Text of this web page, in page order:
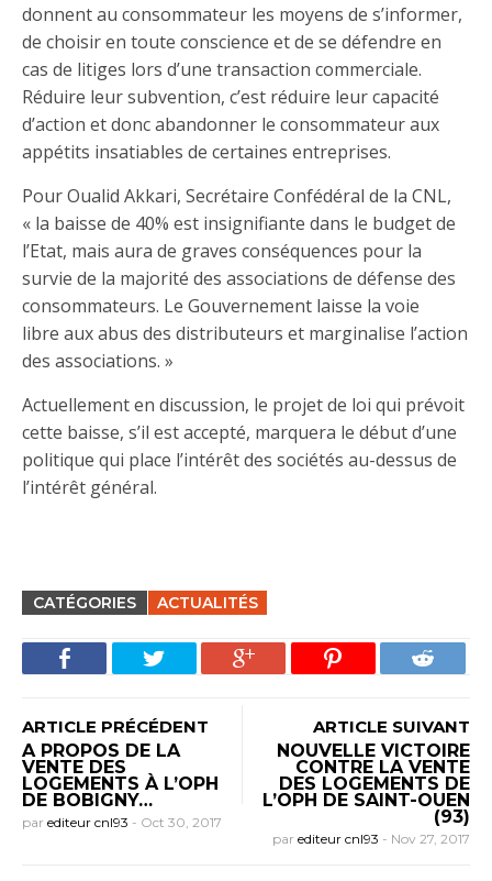
donnent au consommateur les moyens de s’informer,
de choisir en toute conscience et de se défendre en
cas de litiges lors d’une transaction commerciale.
Réduire leur subvention, c’est réduire leur capacité
d’action et donc abandonner le consommateur aux
appétits insatiables de certaines entreprises.
Pour Oualid Akkari, Secrétaire Confédéral de la CNL,
« la baisse de 40% est insignifiante dans le budget de
l’Etat, mais aura de graves conséquences pour la
survie de la majorité des associations de défense des
consommateurs. Le Gouvernement laisse la voie
libre aux abus des distributeurs et marginalise l’action
des associations. »
Actuellement en discussion, le projet de loi qui prévoit
cette baisse, s’il est accepté, marquera le début d’une
politique qui place l’intérêt des sociétés au-dessus de
l’intérêt général.
CATÉGORIES ACTUALITÉS
ARTICLE PRÉCÉDENT
A PROPOS DE LA
VENTE DES
LOGEMENTS À L’OPH
DE BOBIGNY…
par editeur cnl93 - Oct 30, 2017
ARTICLE SUIVANT
NOUVELLE VICTOIRE
CONTRE LA VENTE
DES LOGEMENTS DE
L’OPH DE SAINT-OUEN
(93)
par editeur cnl93 - Nov 27, 2017